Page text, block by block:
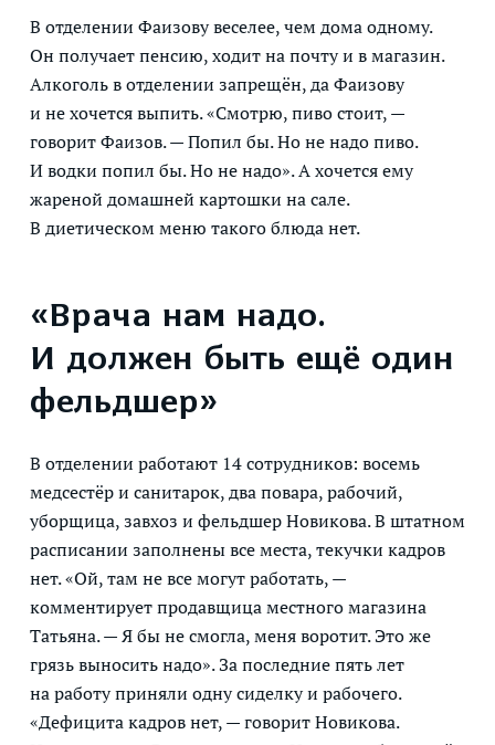
В отделении Фаизову веселее, чем дома одному.
Он получает пенсию, ходит на почту и в магазин.
Алкоголь в отделении запрещён, да Фаизову
и не хочется выпить. «Смотрю, пиво стоит, —
говорит Фаизов. — Попил бы. Но не надо пиво.
И водки попил бы. Но не надо». А хочется ему
жареной домашней картошки на сале.
В диетическом меню такого блюда нет.
«Врача нам надо.
И должен быть ещё один
фельдшер»
В отделении работают 14 сотрудников: восемь
медсестёр и санитарок, два повара, рабочий,
уборщица, завхоз и фельдшер Новикова. В штатном
расписании заполнены все места, текучки кадров
нет. «Ой, там не все могут работать, —
комментирует продавщица местного магазина
Татьяна. — Я бы не смогла, меня воротит. Это же
грязь выносить надо». За последние пять лет
на работу приняли одну сиделку и рабочего.
«Дефицита кадров нет, — говорит Новикова.